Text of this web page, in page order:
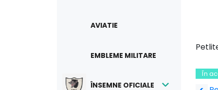
AVIATIE
EMBLEME MILITARE
ÎNSEMNE OFICIALE
În